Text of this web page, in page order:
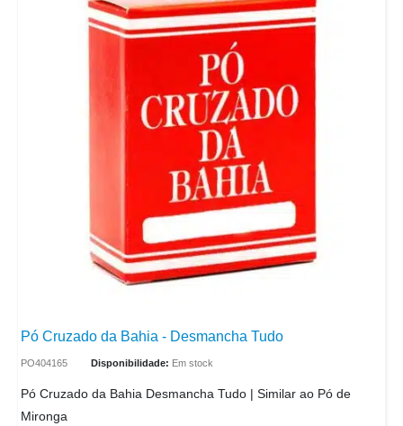
Pó Cruzado da Bahia - Desmancha Tudo
PO404165 Disponibilidade: Em stock
Pó Cruzado da Bahia Desmancha Tudo | Similar ao Pó de
Mironga